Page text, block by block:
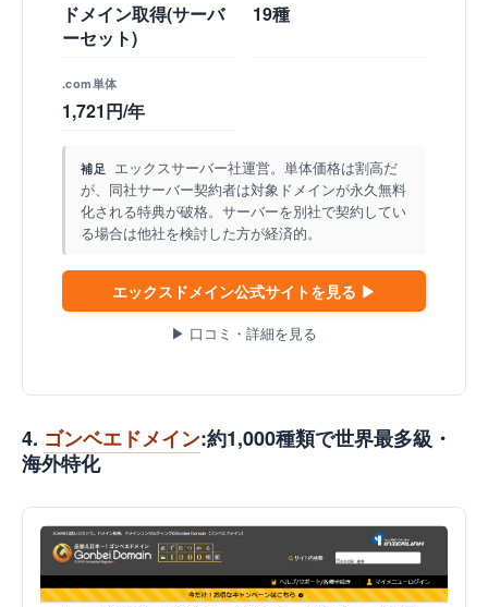
ドメイン取得(サーバ
ーセット)
19種
.com単体
1,721円/年
補足
エックスサーバー社運営。単体価格は割高だ
が、同社サーバー契約者は対象ドメインが永久無料
化される特典が破格。サーバーを別社で契約してい
る場合は他社を検討した方が経済的。
エックスドメイン公式サイトを見る ▶
▶ 口コミ・詳細を見る
4. ゴンベエドメイン:約1,000種類で世界最多級・
海外特化